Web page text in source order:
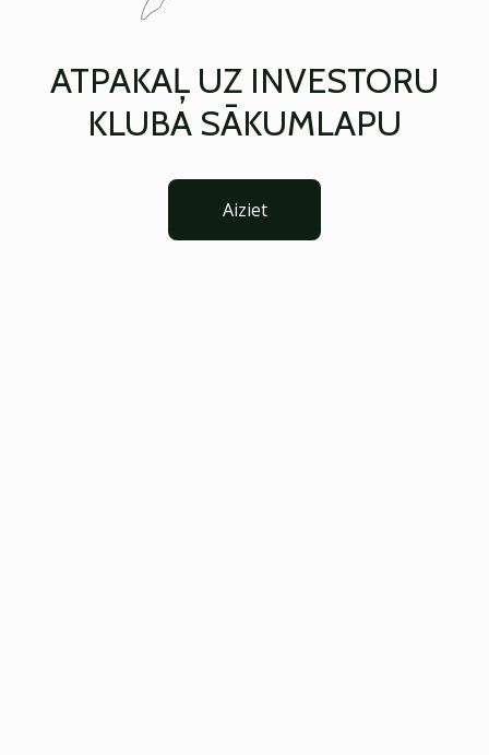
ATPAKAĻ UZ INVESTORU
KLUBA SĀKUMLAPU
Aiziet